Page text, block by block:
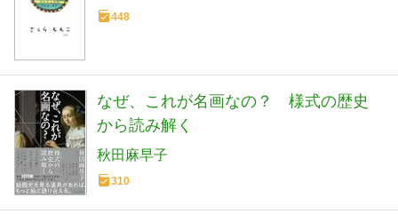
448
なぜ、これが名画なの？ 様式の歴史
から読み解く
秋田麻早子
310